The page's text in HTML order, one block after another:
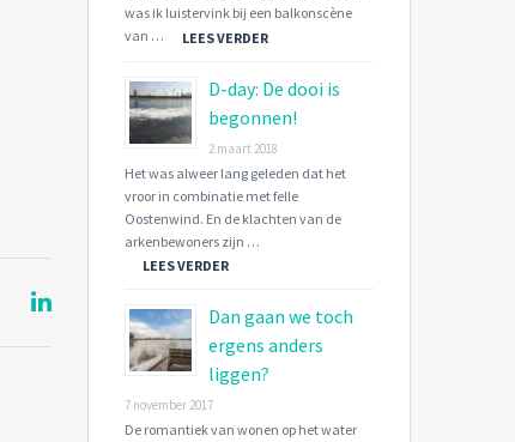
was ik luistervink bij een balkonscène
van …
LEES VERDER
D-day: De dooi is
begonnen!
2 maart 2018
Het was alweer lang geleden dat het
vroor in combinatie met felle
Oostenwind. En de klachten van de
arkenbewoners zijn …
LEES VERDER
Dan gaan we toch
ergens anders
liggen?
7 november 2017
De romantiek van wonen op het water